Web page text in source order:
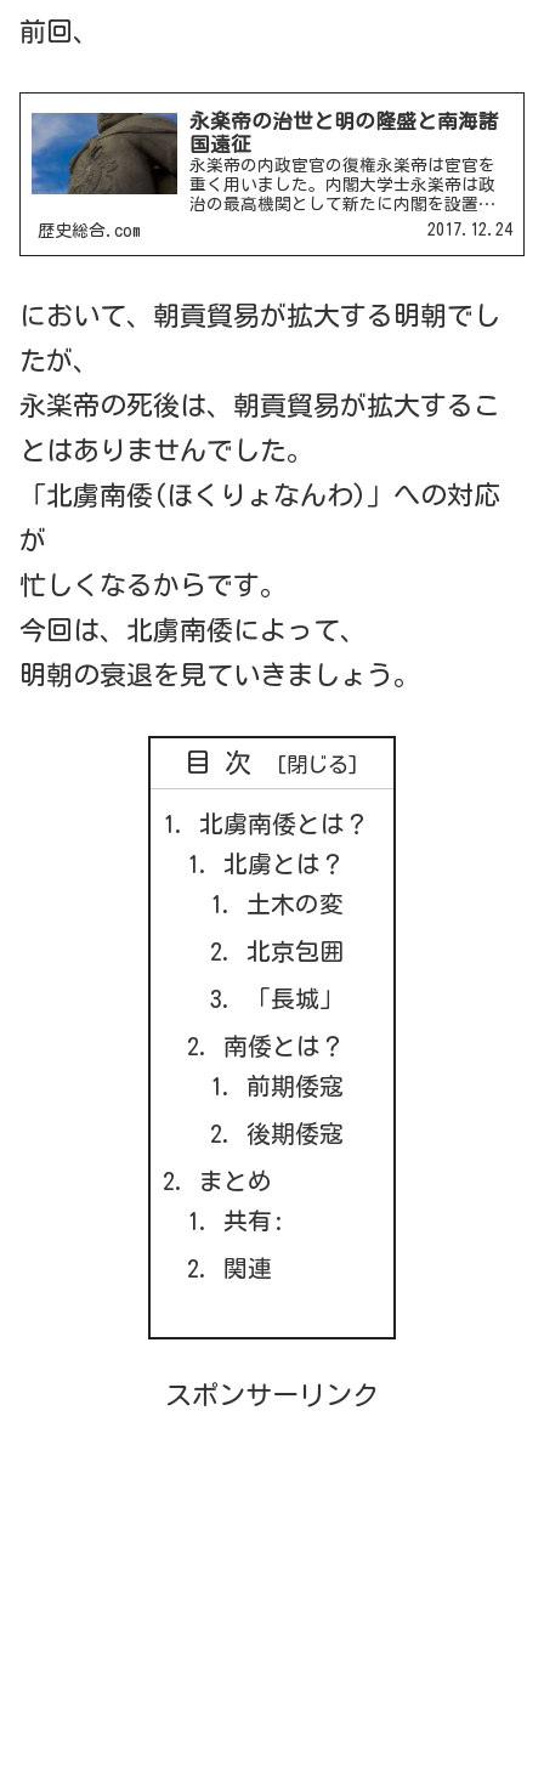
前回、
永楽帝の治世と明の隆盛と南海諸
国遠征
永楽帝の内政宦官の復権永楽帝は宦官を
重く用いました。内閣大学士永楽帝は政
治の最高機関として新たに内閣を設置し
ました。その内閣に内閣大学士(ないかく
政務に参加させました。洪武帝時代の殿
歴史総合.com 2017.12.24
において、朝貢貿易が拡大する明朝でし
たが、
永楽帝の死後は、朝貢貿易が拡大するこ
とはありませんでした。
「北虜南倭(ほくりょなんわ)」への対応
が
忙しくなるからです。
今回は、北虜南倭によって、
明朝の衰退を見ていきましょう。
目次
北虜南倭とは？
北虜とは？
土木の変
北京包囲
「長城」
南倭とは？
前期倭寇
後期倭寇
まとめ
共有:
関連
スポンサーリンク